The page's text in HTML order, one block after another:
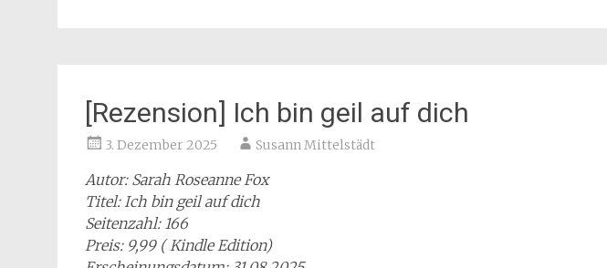
[Rezension] Ich bin geil auf dich
3. Dezember 2025 Susann Mittelstädt
Autor: Sarah Roseanne Fox
Titel: Ich bin geil auf dich
Seitenzahl: 166
Preis: 9,99 ( Kindle Edition)